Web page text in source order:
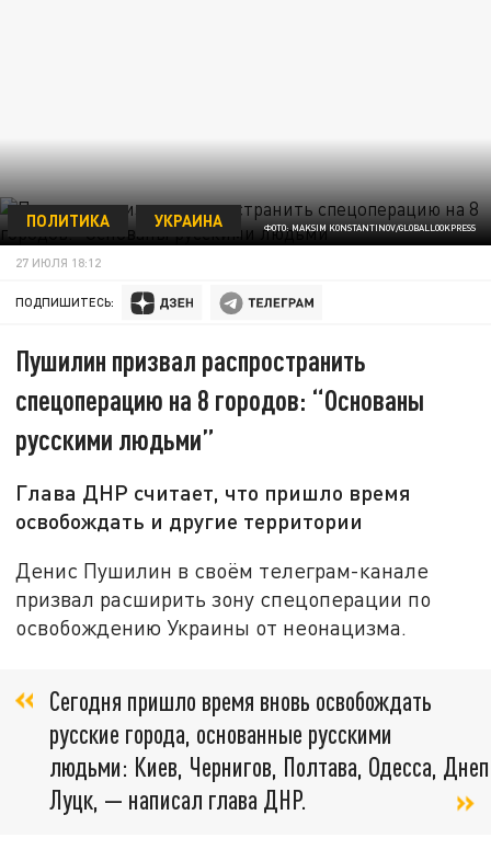
ФОТО: MAKSIM KONSTANTINOV/GLOBALLOOKPRESS
ПОЛИТИКА УКРАИНА
27 ИЮЛЯ 18:12
ПОДПИШИТЕСЬ:
Пушилин призвал распространить
спецоперацию на 8 городов: “Основаны
русскими людьми”
Глава ДНР считает, что пришло время
освобождать и другие территории
Денис Пушилин в своём телеграм-канале
призвал расширить зону спецоперации по
освобождению Украины от неонацизма.
Сегодня пришло время вновь освобождать
русские города, основанные русскими
людьми: Киев, Чернигов, Полтава, Одесса,
Луцк, — написал глава ДНР.